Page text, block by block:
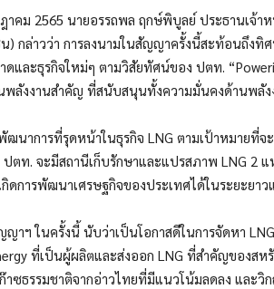
าคม 2565 นายอรรถพล ฤกษ์พิบูลย์ ประธานเจ้
) กล่าวว่า การลงนามในสัญญาครั้งนี้สะท้อนถึงทิ
ดและธุรกิจใหม่ๆ ตามวิสัยทัศน์ของ ปตท.
พลังงานสำคัญ ที่สนับสนุนทั้งความมั่นคงด้านพลัง
นาการที่รุดหน้าในธุรกิจ LNG ตามเป้าหมายที่จ
ตท. จะมีสถานีเก็บรักษาและแปรสภาพ LNG 2
ดการพัฒนาเศรษฐกิจของประเทศได้ในระยะยา
ญาฯ ในครั้งนี้ นับว่าเป็นโอกาสดีในการจัดหา
ที่เป็นผู้ผลิตและส่งออก LNG ที่สำคัญของสห
าซธรรมชาติจากอ่าวไทยที่มีแนวโน้มลดลง และ